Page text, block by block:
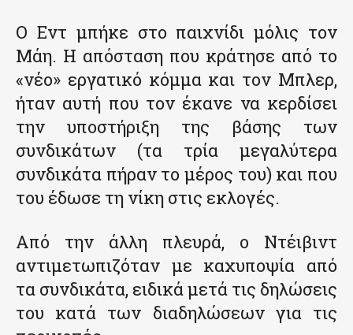
Ο Εντ μπήκε στο παιχνίδι μόλις τον
Μάη. Η απόσταση που κράτησε από το
«νέο» εργατικό κόμμα και τον Μπλερ,
ήταν αυτή που τον έκανε να κερδίσει
την υποστήριξη της βάσης των
συνδικάτων (τα τρία μεγαλύτερα
συνδικάτα πήραν το μέρος του) και που
του έδωσε τη νίκη στις εκλογές.
Από την άλλη πλευρά, ο Ντέιβιντ
αντιμετωπιζόταν με καχυποψία από
τα συνδικάτα, ειδικά μετά τις δηλώσεις
του κατά των διαδηλώσεων για τις